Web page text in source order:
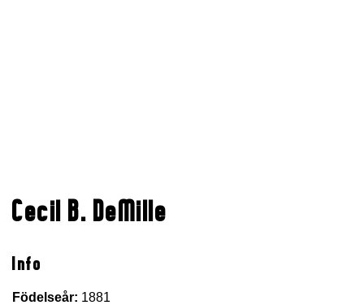
Cecil B. DeMille
Info
Födelseår: 1881